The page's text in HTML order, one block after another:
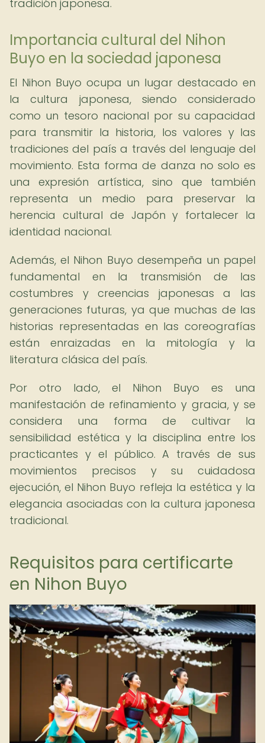
tradición japonesa.
Importancia cultural del Nihon
Buyo en la sociedad japonesa
El Nihon Buyo ocupa un lugar destacado en
la cultura japonesa, siendo considerado
como un tesoro nacional por su capacidad
para transmitir la historia, los valores y las
tradiciones del país a través del lenguaje del
movimiento. Esta forma de danza no solo es
una expresión artística, sino que también
representa un medio para preservar la
herencia cultural de Japón y fortalecer la
identidad nacional.
Además, el Nihon Buyo desempeña un papel
fundamental en la transmisión de las
costumbres y creencias japonesas a las
generaciones futuras, ya que muchas de las
historias representadas en las coreografías
están enraizadas en la mitología y la
literatura clásica del país.
Por otro lado, el Nihon Buyo es una
manifestación de refinamiento y gracia, y se
considera una forma de cultivar la
sensibilidad estética y la disciplina entre los
practicantes y el público. A través de sus
movimientos precisos y su cuidadosa
ejecución, el Nihon Buyo refleja la estética y la
elegancia asociadas con la cultura japonesa
tradicional.
Requisitos para certificarte
en Nihon Buyo